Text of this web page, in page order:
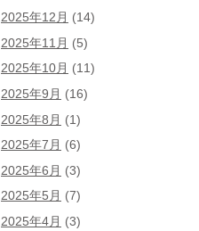
2025年12月 (14)
2025年11月 (5)
2025年10月 (11)
2025年9月 (16)
2025年8月 (1)
2025年7月 (6)
2025年6月 (3)
2025年5月 (7)
2025年4月 (3)